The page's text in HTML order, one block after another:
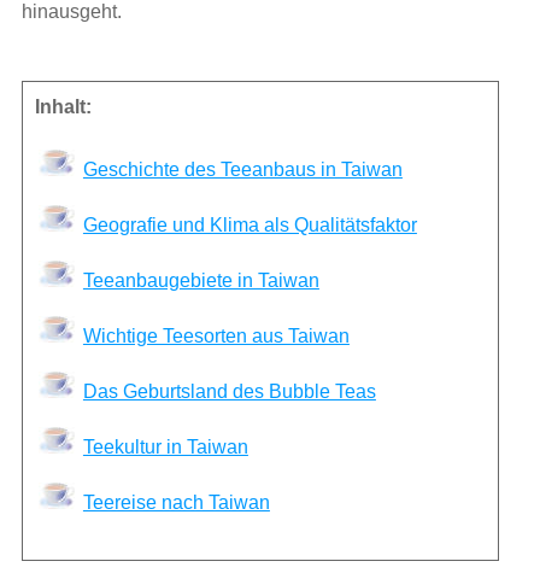
hinausgeht.
Inhalt:
Geschichte des Teeanbaus in Taiwan
Geografie und Klima als Qualitätsfaktor
Teeanbaugebiete in Taiwan
Wichtige Teesorten aus Taiwan
Das Geburtsland des Bubble Teas
Teekultur in Taiwan
Teereise nach Taiwan